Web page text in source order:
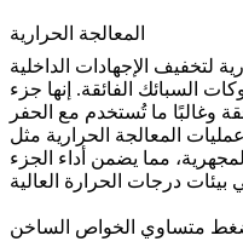
المعالجة الحرارية
لتخفيف الإجهادات الداخلية
السبائك الفائقة. إنها جزء
وغالبًا ما تُستخدم مع الحفر
المعالجة الحرارية مثل
مما يضمن أداء الجزء